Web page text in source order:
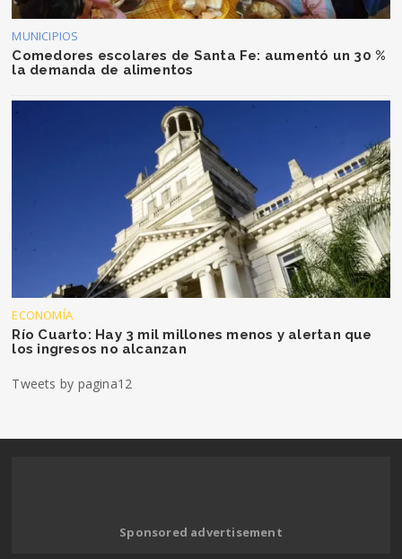
MUNICIPIOS
Comedores escolares de Santa Fe: aumentó un 30 %
la demanda de alimentos
ECONOMÍA
Río Cuarto: Hay 3 mil millones menos y alertan que
los ingresos no alcanzan
Tweets by pagina12
Sponsored advertisement